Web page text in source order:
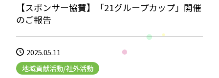
【スポンサー協賛】「21グループカップ」開催
のご報告
2025.05.11
地域貢献活動/社外活動